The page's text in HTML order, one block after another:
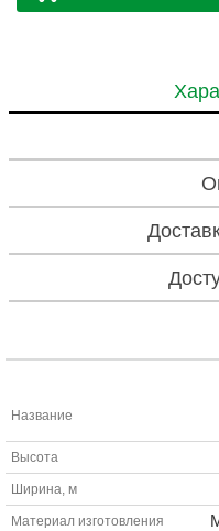
Название
Высота
Ширина, м
Материал изготовления